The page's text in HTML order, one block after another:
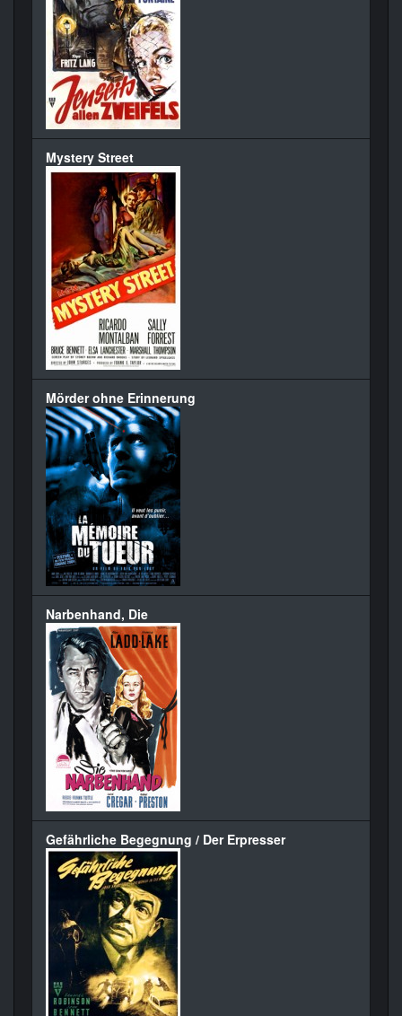
Mystery Street
Mörder ohne Erinnerung
Narbenhand, Die
Gefährliche Begegnung / Der Erpresser